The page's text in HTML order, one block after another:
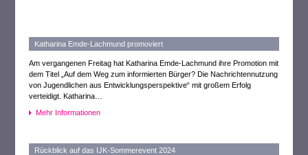
Katharina Emde-Lachmund promoviert
Am vergangenen Freitag hat Katharina Emde-Lachmund ihre Promotion mit
dem Titel „Auf dem Weg zum informierten Bürger? Die Nachrichtennutzung
von Jugendlichen aus Entwicklungsperspektive“ mit großem Erfolg
verteidigt. Katharina…
Mehr Informationen
Rückblick auf das IJK-Sommerevent 2024